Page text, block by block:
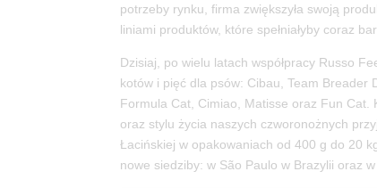
potrzeby rynku, firma zwiększyła swoją
liniami produktów, które spełniałyby coraz
Dzisiaj, po wielu latach współpracy Russo
kotów i pięć dla psów: Cibau, Team Breader
Formula Cat, Cimiao, Matisse oraz Fun Cat.
oraz stylu życia naszych czworonożnych
Łacińskiej w opakowaniach od 400 g do 20
nowe siedziby: w São Paulo w Brazylii oraz w